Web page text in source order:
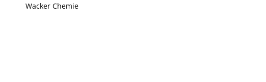
Wacker Chemie